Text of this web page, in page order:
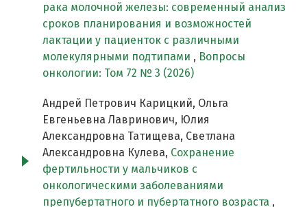
рака молочной железы: современный анализ
сроков планирования и возможностей
лактации у пациенток с различными
молекулярными подтипами , Вопросы
онкологии: Том 72 № 3 (2026)
Андрей Петрович Карицкий, Ольга
Евгеньевна Лавринович, Юлия
Александровна Татищева, Светлана
Александровна Кулева, Сохранение
фертильности у мальчиков с
онкологическими заболеваниями
препубертатного и пубертатного возраста ,